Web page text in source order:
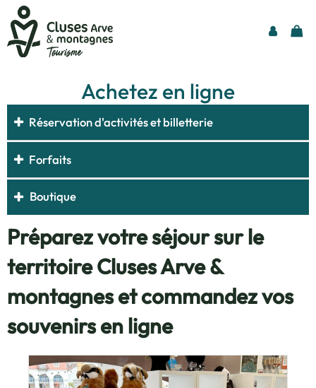
Achetez en ligne
Réservation d'activités et billetterie
Forfaits
Boutique
Préparez votre séjour sur le
territoire Cluses Arve &
montagnes et commandez vos
souvenirs en ligne